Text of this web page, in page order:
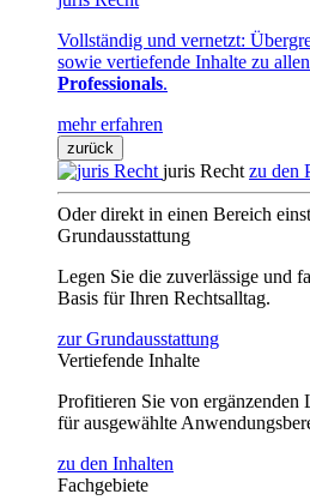
Vollständig und vernetzt:
sowie vertiefende Inhalte zu
Professionals.
mehr erfahren
zurück
juris Recht zu den
Oder direkt in einen Bereich
Grundausstattung
Legen Sie die zuverlässige und
Basis für Ihren Rechtsalltag.
zur Grundausstattung
Vertiefende Inhalte
Profitieren Sie von ergänzenden
für ausgewählte
zu den Inhalten
Fachgebiete